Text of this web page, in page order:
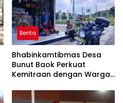
Berita
Bhabinkamtibmas Desa
Bunut Baok Perkuat
Kemitraan dengan Warga